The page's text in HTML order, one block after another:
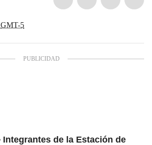
GMT-5
Integrantes de la Estación de